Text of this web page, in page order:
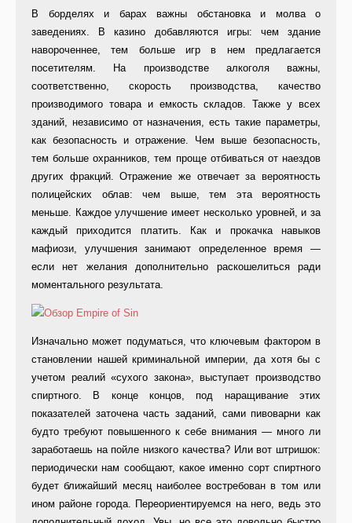
В борделях и барах важны обстановка и молва о
заведениях. В казино добавляются игры: чем здание
навороченнее, тем больше игр в нем предлагается
посетителям. На производстве алкоголя важны,
соответственно, скорость производства, качество
производимого товара и емкость складов. Также у всех
зданий, независимо от назначения, есть такие параметры,
как безопасность и отражение. Чем выше безопасность,
тем больше охранников, тем проще отбиваться от наездов
других фракций. Отражение же отвечает за вероятность
полицейских облав: чем выше, тем эта вероятность
меньше. Каждое улучшение имеет несколько уровней, и за
каждый приходится платить. Как и прокачка навыков
мафиози, улучшения занимают определенное время —
если нет желания дополнительно раскошелиться ради
моментального результата.
Изначально может подуматься, что ключевым фактором в
становлении нашей криминальной империи, да хотя бы с
учетом реалий «сухого закона», выступает производство
спиртного. В конце концов, под наращивание этих
показателей заточена часть заданий, сами пивоварни как
будто требуют повышенного к себе внимания — много ли
заработаешь на пойле низкого качества? Или вот штришок:
периодически нам сообщают, какое именно сорт спиртного
будет ближайший месяц наиболее востребован в том или
ином районе города. Переориентируемся на него, ведь это